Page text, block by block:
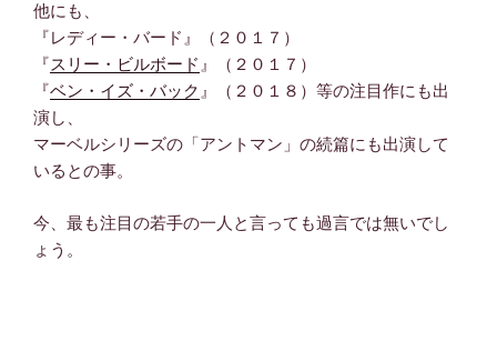
他にも、
『レディー・バード』（２０１７）
『スリー・ビルボード 』（２０１７）
『ベン・イズ・バック 』（２０１８）等の注目作にも出
演し、
マーベルシリーズの「アントマン」の続篇にも出演して
いるとの事。
今、最も注目の若手の一人と言っても過言では無いでし
ょう。